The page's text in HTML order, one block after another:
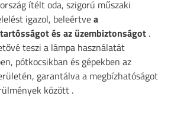
ítélt oda, szigorú műszaki
igazol, beleértvea
és az üzembiztonságot .
teszi a lámpa használatát
pótkocsikban és gépekben az
garantálva a megbízhatóságot
között .